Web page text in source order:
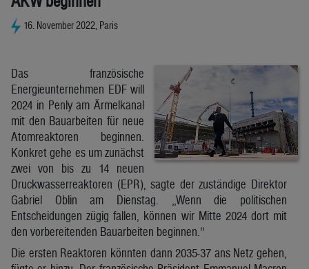
16. November 2022, Paris
Das französische
Energieunternehmen EDF will
2024 in Penly am Ärmelkanal
mit den Bauarbeiten für neue
Atomreaktoren beginnen.
Konkret gehe es um zunächst
zwei von bis zu 14 neuen
Druckwasserreaktoren (EPR), sagte der zuständige Direktor
Gabriel Oblin am Dienstag. „Wenn die politischen
Entscheidungen zügig fallen, können wir Mitte 2024 dort mit
den vorbereitenden Bauarbeiten beginnen.“
Die ersten Reaktoren könnten dann 2035-37 ans Netz gehen,